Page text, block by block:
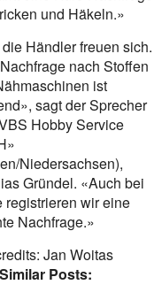
und Häkeln.»
Händler freuen sich.
nach Stoffen
ist
sagt der Sprecher
Hobby Service
Niedersachsen),
Gründel. «Auch bei
registrieren wir eine
Nachfrage.»
Jan Woitas
Similar Posts: